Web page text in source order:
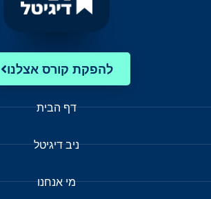
להפקת קורס אצלנו
דף הבית
ניב דיגיטל
מי אנחנו